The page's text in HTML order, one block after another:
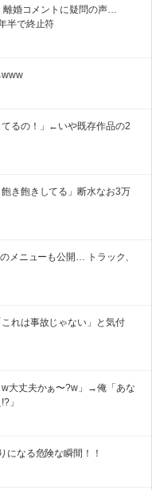
離婚コメントに疑問の声…
半で終止符
www
てるの！」←いや既存作品の2
き飽きしてる」断水なお3万
メニューも公開… トラック、
れは事故じゃない」と気付
w大丈夫かぁ〜?w」→俺「あな
」
になる危険な瞬間！！